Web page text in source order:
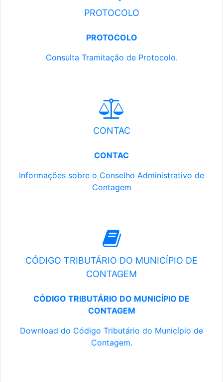
PROTOCOLO
PROTOCOLO
Consulta Tramitação de Protocolo.
CONTAC
CONTAC
Informações sobre o Conselho Administrativo de
Contagem
CÓDIGO TRIBUTÁRIO DO MUNICÍPIO DE
CONTAGEM
CÓDIGO TRIBUTÁRIO DO MUNICÍPIO DE
CONTAGEM
Download do Código Tributário do Município de
Contagem.